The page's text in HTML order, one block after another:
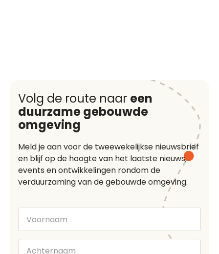
Volg de route naar een
duurzame gebouwde
omgeving
Meld je aan voor de tweewekelijkse nieuwsbrief
en blijf op de hoogte van het laatste nieuws,
events en ontwikkelingen rondom de
verduurzaming van de gebouwde omgeving.
Voornaam
Achternaam